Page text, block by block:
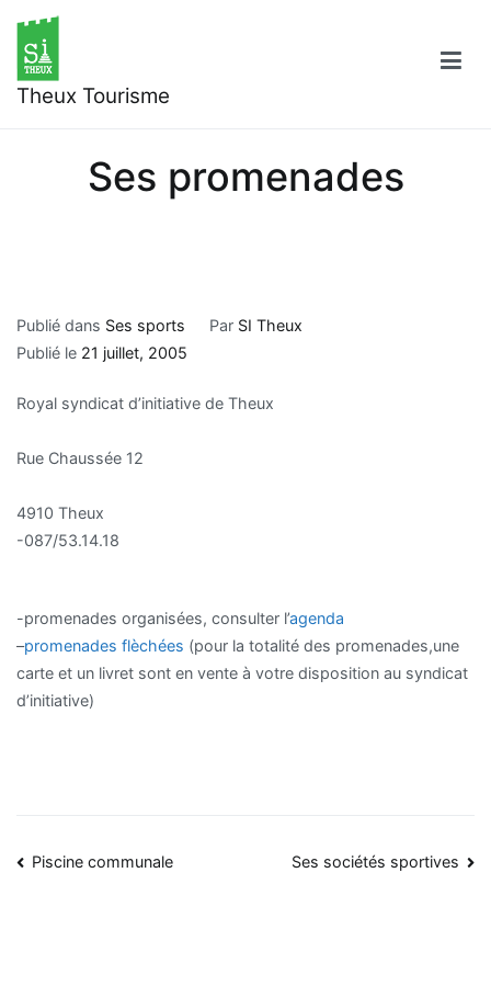
contenu
Theux Tourisme
Ses promenades
Publié dans Ses sports Par SI Theux
Publié le 21 juillet, 2005
Royal syndicat d’initiative de Theux
Rue Chaussée 12
4910 Theux
-087/53.14.18
-promenades organisées, consulter l’agenda
–promenades flèchées (pour la totalité des promenades,une
carte et un livret sont en vente à votre disposition au syndicat
d’initiative)
Navigation
Piscine communale Ses sociétés sportives